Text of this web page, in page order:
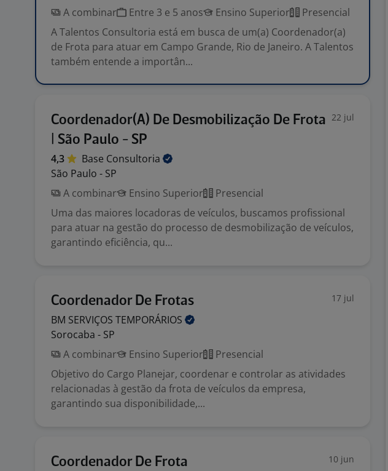
A combinar
Entre 3 e 5 anos Ensino Superior
Presencial
A Talentos Consultoria está em busca de um(a) Coordenador(a)
de Frota para atuar em Campo Grande, Rio de Janeiro. A Talentos
também entende a importân...
Coordenador(A) De Desmobilização De Frota
| São Paulo - SP
22 jul
4,3 Base Consultoria
São Paulo - SP
A combinar
Ensino Superior
Presencial
Uma das maiores locadoras de veículos, buscamos profissional
para atuar na gestão do processo de desmobilização de veículos,
garantindo eficiência, qu...
Coordenador De Frotas 17 jul
BM SERVIÇOS TEMPORÁRIOS
Sorocaba - SP
A combinar
Ensino Superior
Presencial
Objetivo do Cargo Planejar, coordenar e controlar as atividades
relacionadas à gestão da frota de veículos da empresa,
garantindo sua disponibilidade,...
Coordenador De Frota 10 jun